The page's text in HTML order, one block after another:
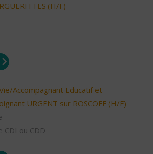
(H/F)
Accompagnant Educatif et
URGENT sur ROSCOFF (H/F)
CDI ou CDD